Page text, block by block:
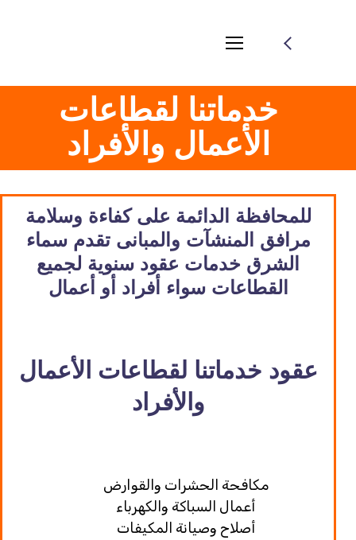
خدماتنا لقطاعات
الأعمال والأفراد
للمحافظة الدائمة على كفاءة وسلامة
مرافق المنشآت والمبانى تقدم سماء
الشرق خدمات عقود سنوية لجميع
القطاعات سواء أفراد أو أعمال
عقود خدماتنا لقطاعات الأعمال
والأفراد
مكافحة الحشرات والقوارض
أعمال السباكة والكهرباء
أصلاح وصيانة المكيفات